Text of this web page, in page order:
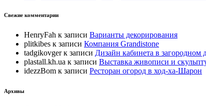
Свежие комментарии
HenryFah к записи Варианты декорирования
plitkibes к записи Компания Grandistone
tadgikovgerк записи Дизайн кабинета в загородном
plastall.kh.ua к записи Выставка живописи и
idezzBom к записи Ресторан огород в ход-ха-Шарон
Архивы